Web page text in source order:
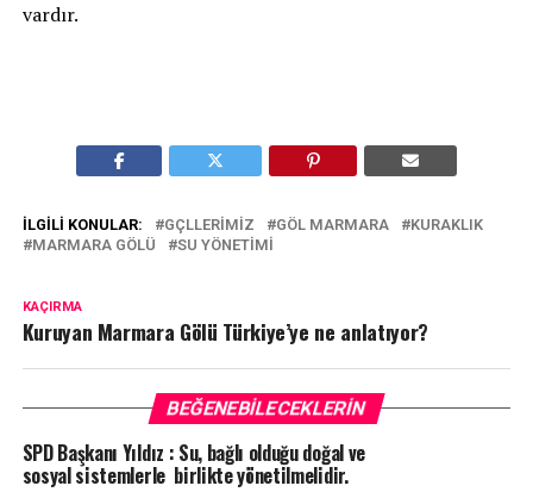
vardır.
İLGILI KONULAR: GÇLLERIMIZ GÖL MARMARA
KURAKLIK
MARMARA GÖLÜ
SU YÖNETIMI
KAÇIRMA
Kuruyan Marmara Gölü Türkiye’ye ne anlatıyor?
BEĞENEBILECEKLERIN
SPD Başkanı Yıldız : Su, bağlı olduğu doğal ve
sosyal sistemlerle birlikte yönetilmelidir.